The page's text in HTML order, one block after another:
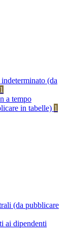
(da
a tempo
in tabelle) 1
(da pubblicare
ai dipendenti